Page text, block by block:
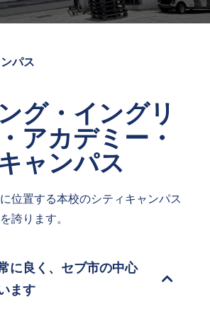
パス
グ・イングリ
アカデミー・
ャンパス
位置する本校のシティキャンパス
誇ります。
に良く、セブ市の中心
ます